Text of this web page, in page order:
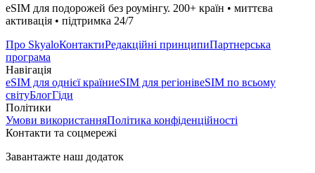
eSIM для подорожей без роумінгу. 200+ країн • миттєва
активація • підтримка 24/7
Про SkyaloКонтактиРедакційні принципиПартнерська
програма
Навігація
eSIM для однієї країниeSIM для регіонівeSIM по всьому
світуБлогГіди
Політики
Умови використанняПолітика конфіденційності
Контакти та соцмережі
Завантажте наш додаток